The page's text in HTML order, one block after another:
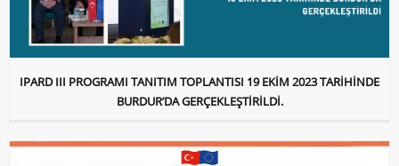
IPARD III PROGRAMI TANITIM TOPLANTISI 19 EKİM 2023 TARİHİNDE
BURDUR’DA GERÇEKLEŞTİRİLDİ.